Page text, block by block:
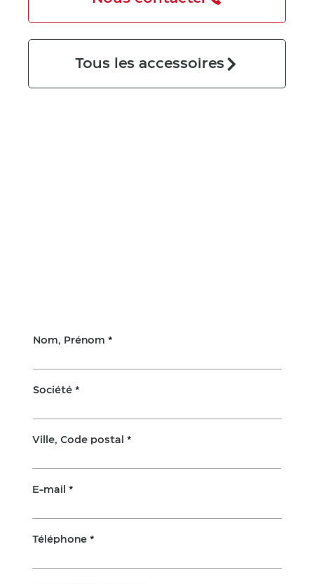
Tous les accessoires
Nom, Prénom
Société
Ville, Code postal
E-mail
Téléphone